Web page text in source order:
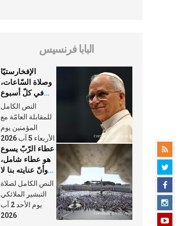
البابا فرنسيس
الإفخارستيّا
وصلاة السّاعات،
في كلّ أسبوع
وكلّ يوم، هما
النَّفَس في حياة
الكنيسة
النص الكامل
للمقابلة العامّة مع
المؤمنين يوم
الأربعاء 5 آب 2026
عطاء الرّبّ يسوع
هو عطاء شامل،
وأنّ عنايته بنا لا
تغيب عنّا أبدًا
النص الكامل لصلاة
التبشير الملائكي
يوم الأحد 2 آب
2026